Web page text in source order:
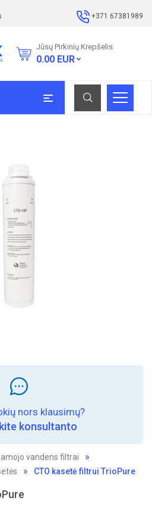
+371 67381989
Jūsų Pirkinių Krepšelis
0.00 EUR
nors klausimų?
konsultanto
vandens filtrai
CTO kasetė filtrui TrioPure